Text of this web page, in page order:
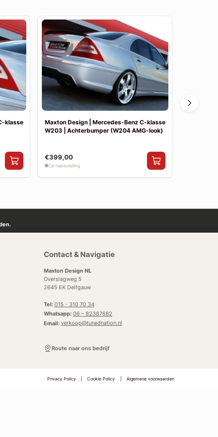
klasse
Maxton Design | Mercedes-Benz C-klasse
W203 | Achterbumper (W204 AMG-look)
€399,00
Op nabestelling
Contact & Navigatie
Maxton Design NL
Overslagweg 5
2645 EK Delfgauw
Tel: 015 - 310 70 34
Whatsapp: 06 – 82387682
Email: verkoop@tunednation.nl
Route naar ons bedrijf
Privacy Policy Cookie Policy Algemene voorwaarden